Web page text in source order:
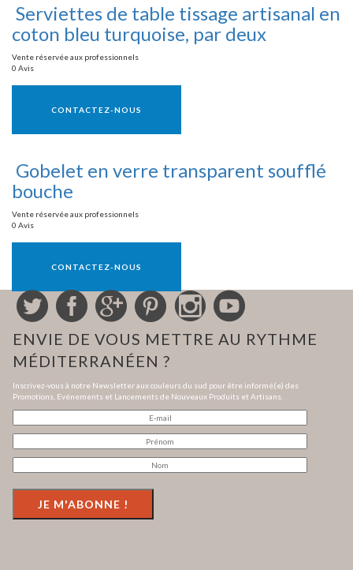
Serviettes de table tissage artisanal en
coton bleu turquoise, par deux
Vente réservée aux professionnels
0 Avis
CONTACTEZ-NOUS
Gobelet en verre transparent soufflé
bouche
Vente réservée aux professionnels
0 Avis
CONTACTEZ-NOUS
ENVIE DE VOUS METTRE AU RYTHME
MÉDITERRANÉEN ?
Inscrivez-vous à notre Newsletter aux couleurs du sud pour être informé(e) des
Promotions, Evénements et Lancements de Nouveaux Produits et Artisans.